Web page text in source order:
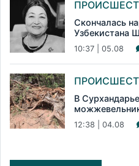
Скончалась
Узбекистана
10:37 | 05.08
В
12:38 | 04.08